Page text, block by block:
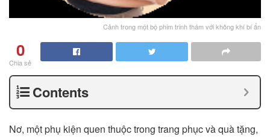
Cảnh trong một bộ phim trinh thám với không khí bí ẩn
0
Chia sẻ
Contents
Nơ, một phụ kiện quen thuộc trong trang phục và quà tặng,